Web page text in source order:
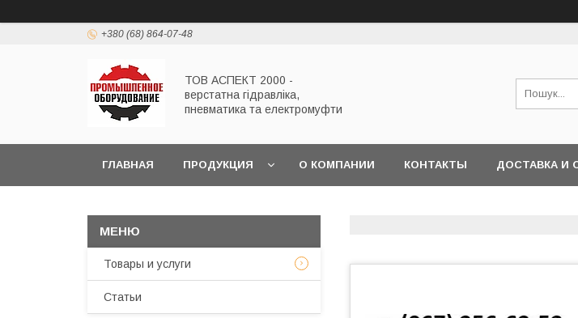
+380 (68) 864-07-48
ТОВ АСПЕКТ 2000 -
верстатна гідравліка,
пневматика та електромуфти
ГЛАВНАЯ ПРОДУКЦИЯ О КОМПАНИИ КОНТАКТЫ ДОСТАВКА И
Товары и услуги
Статьи